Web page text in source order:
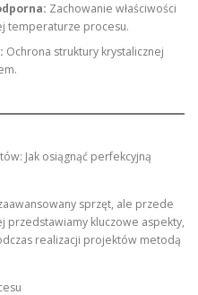
Zachowanie właściwości
temperaturze procesu.
Ochrona struktury krystalicznej
Jak osiągnąć perfekcyjną
sprzęt, ale przede
przedstawiamy kluczowe aspekty,
realizacji projektów metodą